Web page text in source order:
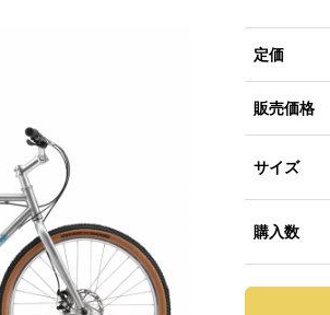
定価
販売価格
サイズ
購入数